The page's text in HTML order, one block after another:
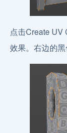
点击Create UV
效果。右边的黑